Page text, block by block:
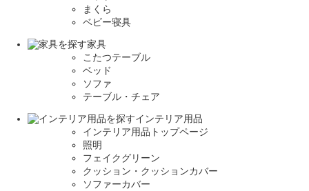
まくら
ベビー寝具
家具
こたつテーブル
ベッド
ソファ
テーブル・チェア
インテリア用品
インテリア用品トップページ
照明
フェイクグリーン
クッション・クッションカバー
ソファーカバー